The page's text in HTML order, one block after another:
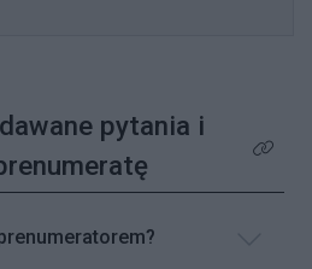
pytania i
Kliknij